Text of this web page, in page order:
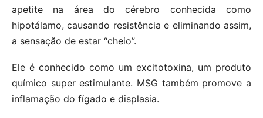
apetite na área do cérebro conhecida como
hipotálamo, causando resistência e eliminando assim,
a sensação de estar “cheio”.
Ele é conhecido como um excitotoxina, um produto
químico super estimulante. MSG também promove a
inflamação do fígado e displasia.